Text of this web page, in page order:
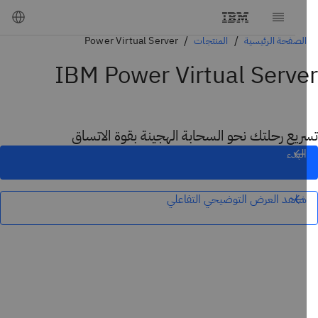
الصفحة الرئيسية المنتجات Power Virtual Server
IBM Power Virtual
رحلتك نحو السحابة الهجينة بقوة الاتساق
البدء
شاهد العرض التوضيحي التفاعلي